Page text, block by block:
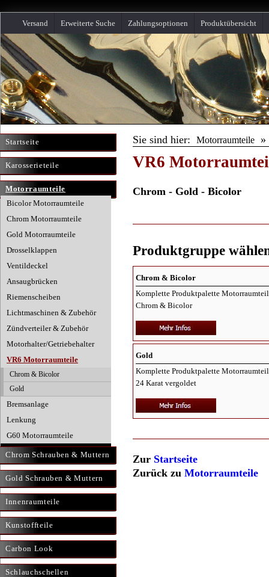
Produktübersicht
Zahlungsoptionen
Erweiterte Suche
Versand
Startseite
Karosserieteile
Motorraumteile
Bicolor Motorraumteile
Chrom Motorraumteile
Gold Motorraumteile
Drosselklappen
Ventildeckel
Ansaugbrücken
Riemenscheiben
Lichtmaschinen & Zubehör
Zündverteiler & Zubehör
Motorhalter/Getriebehalter
VR6 Motorraumteile
Chrom & Bicolor
Gold
Bremsanlage
Lenkung
G60 Motorraumteile
Chrom Schrauben & Muttern
Gold Schrauben & Muttern
Innenraumteile
Kunstoffteile
Carbon Look
Schlauchschellen
Sie sind hier: Motorraumteile
VR6
Chrom - Gold - Bicolor
Produktgruppe
Chrom & Bicolor
Komplette Produktpalette
Chrom & Bicolor
Gold
Komplette Produktpalette
24 Karat vergoldet
Zur Startseite
Zurück zu Motorraumteile